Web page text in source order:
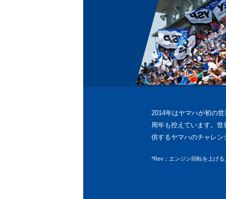
2014年はヤマハが初の
周年も控えています。
供するヤマハのチャレ
*Rev：エンジン回転を上げ